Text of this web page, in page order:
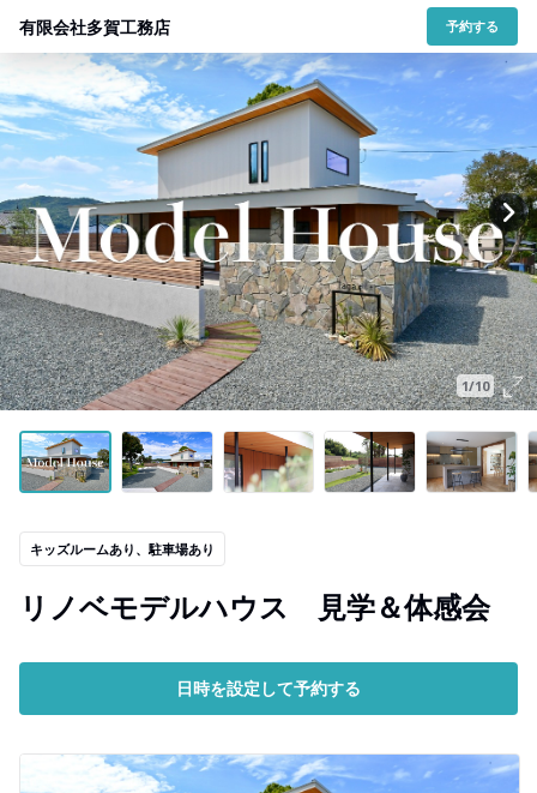
有限会社多賀工務店 予約する
1/10
キッズルームあり、駐車場あり
リノベモデルハウス 見学＆体感会
日時を設定して予約する